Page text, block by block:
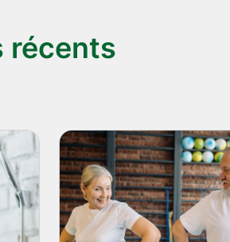
tension
compte
vous
récents